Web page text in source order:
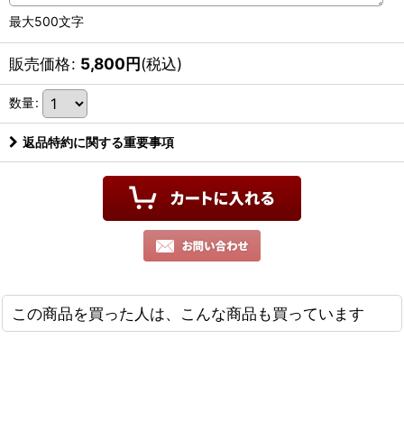
最大500文字
販売価格: 5,800円(税込)
数量:
返品特約に関する重要事項
この商品を買った人は、こんな商品も買っています